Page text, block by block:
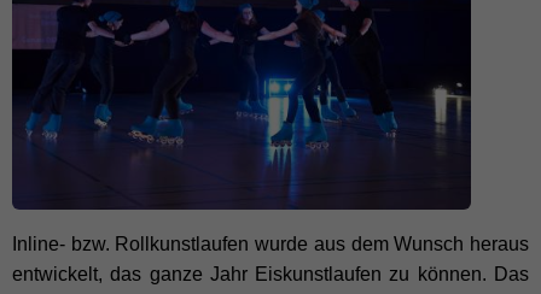
Inline- bzw. Rollkunstlaufen wurde aus dem Wunsch heraus
entwickelt, das ganze Jahr Eiskunstlaufen zu können. Das